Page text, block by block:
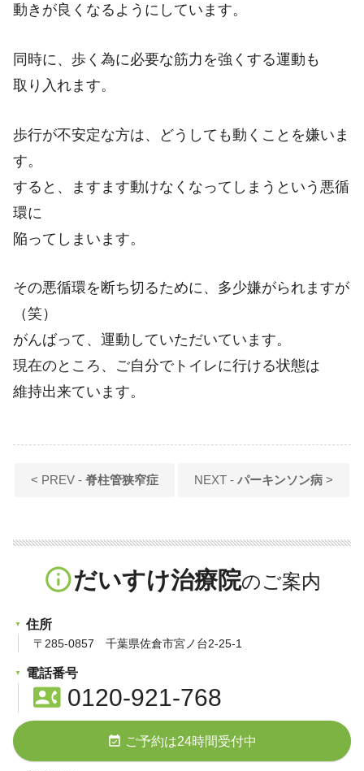
動きが良くなるようにしています。
同時に、歩く為に必要な筋力を強くする運動も
取り入れます。
歩行が不安定な方は、どうしても動くことを嫌いま
す。
すると、ますます動けなくなってしまうという悪循
環に
陥ってしまいます。
その悪循環を断ち切るために、多少嫌がられますが
（笑）
がんばって、運動していただいています。
現在のところ、ご自分でトイレに行ける状態は
維持出来ています。
< PREV - 脊柱管狭窄症 NEXT - パーキンソン病 >
info_outlineだいすけ治療院
住所
〒285-0857 千葉県佐倉市宮ノ台2-25-1
電話番号
contact_phone0120-921-768
event_available ご予約は24時間受付中